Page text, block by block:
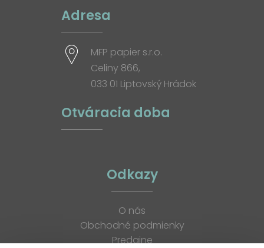
Adresa
MFP papier s.r.o.
Celiny 866,
033 01 Liptovský Hrádok
Otváracia doba
Odkazy
O nás
Obchodné podmienky
Predajne